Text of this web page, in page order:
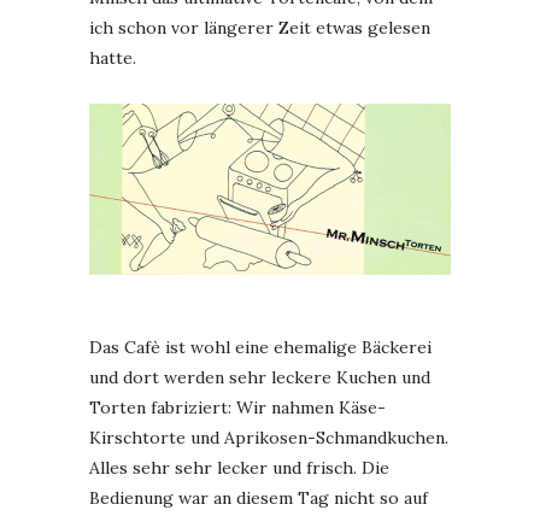
ich schon vor längerer Zeit etwas gelesen
hatte.
Das Cafè ist wohl eine ehemalige Bäckerei
und dort werden sehr leckere Kuchen und
Torten fabriziert: Wir nahmen Käse-
Kirschtorte und Aprikosen-Schmandkuchen.
Alles sehr sehr lecker und frisch. Die
Bedienung war an diesem Tag nicht so auf